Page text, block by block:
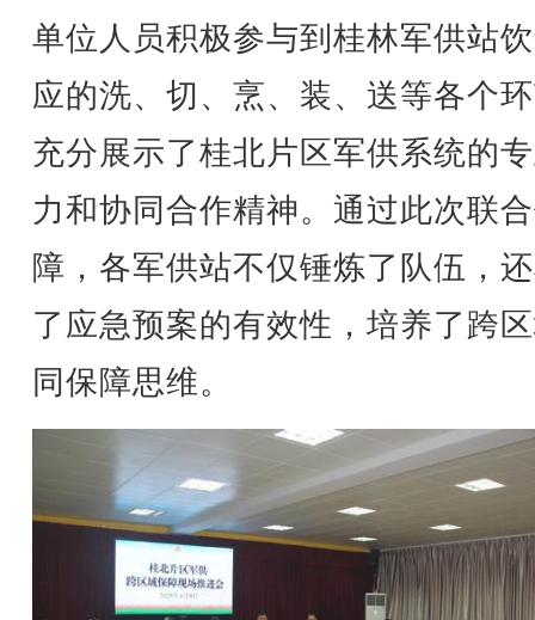
单位人员积极参与到桂林军供站
应的洗、切、烹、装、送等各个
充分展示了桂北片区军供系统的
力和协同合作精神。通过此次联
障，各军供站不仅锤炼了队伍，
了应急预案的有效性，培养了跨
同保障思维。